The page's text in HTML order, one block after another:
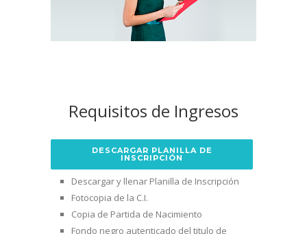
Requisitos de Ingresos
DESCARGAR PLANILLA DE
INSCRIPCIÓN
Descargar y llenar Planilla de Inscripción
Fotocopia de la C.I.
Copia de Partida de Nacimiento
Fondo negro autenticado del titulo de